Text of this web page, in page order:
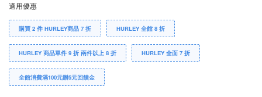
適用優惠
購買 2 件 HURLEY商品 7 折 HURLEY 全館 8 折
HURLEY 商品單件 9 折 兩件以上 8 折 HURLEY 全面 7 折
全館消費滿100元贈5元回饋金